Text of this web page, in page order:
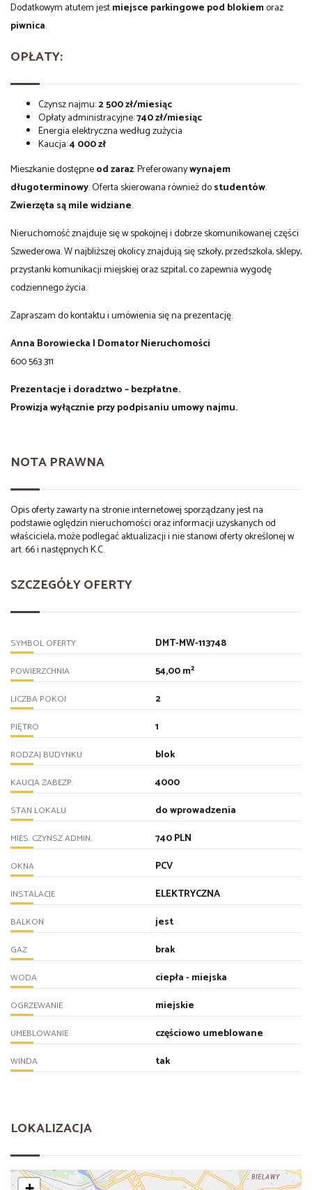
Dodatkowym atutem jestmiejsce parkingowe pod blokiemoraz
piwnica.
OPŁATY:
Czynsz najmu:2 500 zł/miesiąc
Opłaty administracyjne:740 zł/miesiąc
Energia elektryczna według zużycia
Kaucja:4 000 zł
Mieszkanie dostępneod zaraz. Preferowanywynajem
długoterminowy. Oferta skierowana również dostudentów.
Zwierzęta są mile widziane.
Nieruchomość znajduje się w spokojnej i dobrze skomunikowanej części
Szwederowa. W najbliższej okolicy znajdują się szkoły, przedszkola, sklepy,
przystanki komunikacji miejskiej oraz szpital, co zapewnia wygodę
codziennego życia.
Zapraszam do kontaktu i umówienia się na prezentację.
Anna Borowiecka | Domator Nieruchomości
600 563 311
Prezentacje i doradztwo – bezpłatne.
Prowizja wyłącznie przy podpisaniu umowy najmu.
NOTA PRAWNA
Opis oferty zawarty na stronie internetowej sporządzany jest na
podstawie oględzin nieruchomości oraz informacji uzyskanych od
właściciela, może podlegać aktualizacji i nie stanowi oferty określonej w
art. 66 i następnych K.C.
SZCZEGÓŁY OFERTY
SYMBOL OFERTY DMT-MW-113748
POWIERZCHNIA 54,00 m²
LICZBA POKOI 2
PIĘTRO 1
RODZAJ BUDYNKU blok
KAUCJA ZABEZP. 4000
STAN LOKALU do wprowadzenia
MIES. CZYNSZ ADMIN. 740 PLN
OKNA PCV
INSTALACJE ELEKTRYCZNA
BALKON jest
GAZ brak
WODA ciepła - miejska
OGRZEWANIE miejskie
UMEBLOWANIE częściowo umeblowane
WINDA tak
LOKALIZACJA